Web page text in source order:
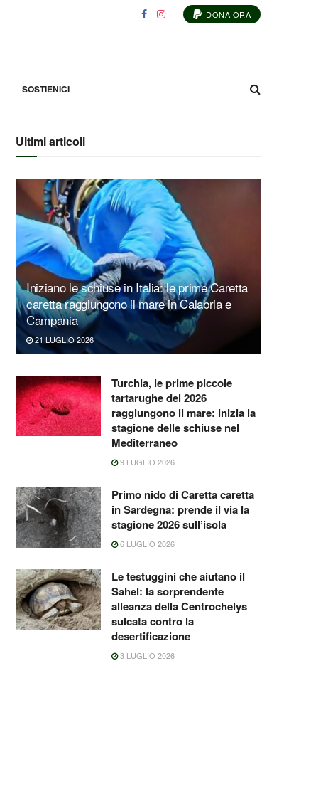
DONA ORA
SOSTIENICI
Ultimi articoli
Iniziano le schiuse in Italia: le prime Caretta
caretta raggiungono il mare in Calabria e
Campania
21 LUGLIO 2026
Turchia, le prime piccole
tartarughe del 2026
raggiungono il mare: inizia la
stagione delle schiuse nel
Mediterraneo
9 LUGLIO 2026
Primo nido di Caretta caretta
in Sardegna: prende il via la
stagione 2026 sull’isola
6 LUGLIO 2026
Le testuggini che aiutano il
Sahel: la sorprendente
alleanza della Centrochelys
sulcata contro la
desertificazione
3 LUGLIO 2026